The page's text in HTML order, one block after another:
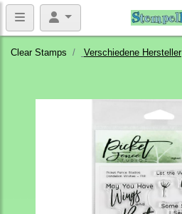
Clear Stamps Verschiedene Hersteller